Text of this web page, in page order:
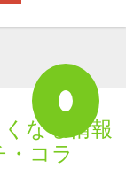
なる情報
コラ